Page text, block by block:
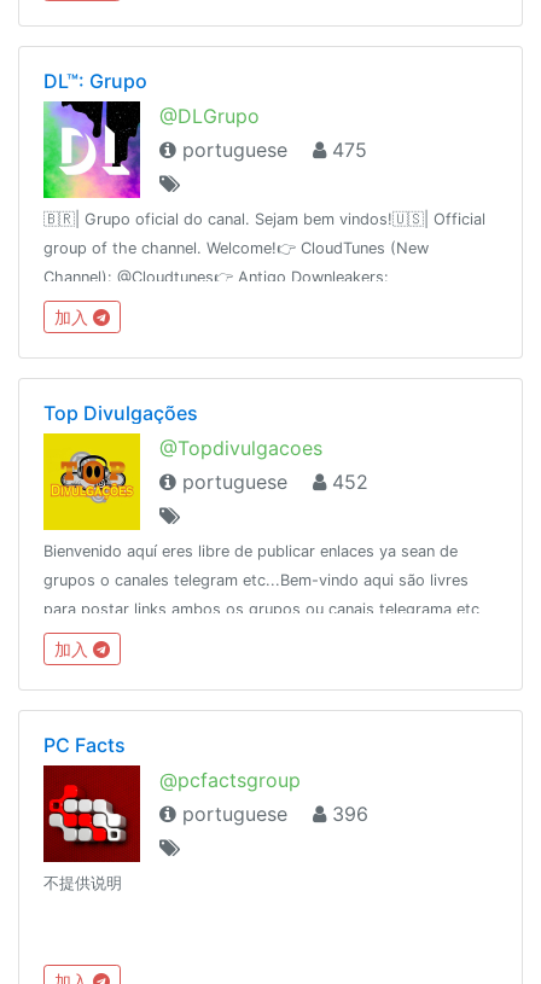
DL™: Grupo
@DLGrupo
portuguese
475
🇧🇷| Grupo oficial do canal. Sejam bem vindos!🇺🇸| Official
group of the channel. Welcome!👉 CloudTunes (New
Channel): @Cloudtunes👉 Antigo Downleakers:
@Downleakers
加入
Top Divulgações
@Topdivulgacoes
portuguese
452
Bienvenido aquí eres libre de publicar enlaces ya sean de
grupos o canales telegram etc...Bem-vindo aqui são livres
para postar links ambos os grupos ou canais telegrama etc
... 👇Parceiros👇 @Cineplay
加入
PC Facts
@pcfactsgroup
portuguese
396
不提供说明